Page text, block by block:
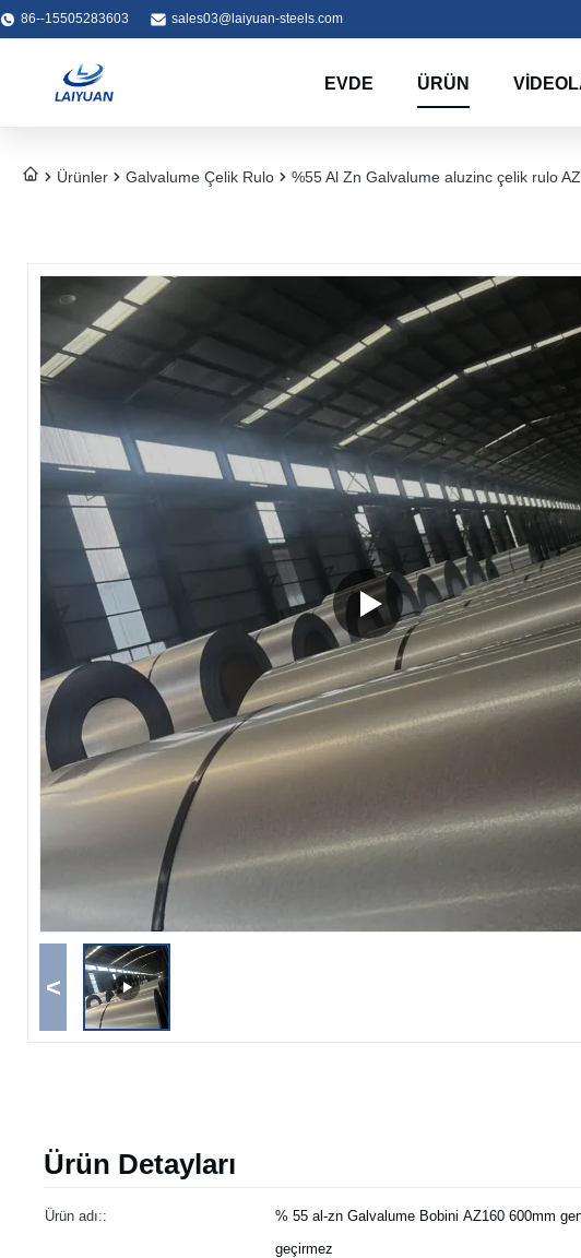
86--15505283603 sales03@laiyuan-steels.com
EVDE ÜRÜN
Ürünler Galvalume Çelik Rulo %55 Al Zn Galvalume aluzinc çelik rulo
<
Ürün Detayları
Ürün adı::
% 55 al-zn Galvalume Bobini AZ160 600mm
geçirmez